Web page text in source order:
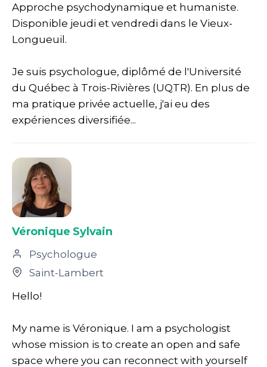
Approche psychodynamique et humaniste.
Disponible jeudi et vendredi dans le Vieux-
Longueuil.
Je suis psychologue, diplômé de l'Université
du Québec à Trois-Rivières (UQTR). En plus de
ma pratique privée actuelle, j'ai eu des
expériences diversifiée...
Véronique Sylvain
Psychologue
Saint-Lambert
Hello!
My name is Véronique. I am a psychologist
whose mission is to create an open and safe
space where you can reconnect with yourself